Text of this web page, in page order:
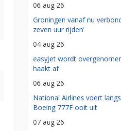
06 aug 26
Groningen vanaf nu
zeven uur rijden'
04 aug 26
easyJet wordt
haakt af
06 aug 26
National Airlines voert
Boeing 777F ooit uit
07 aug 26